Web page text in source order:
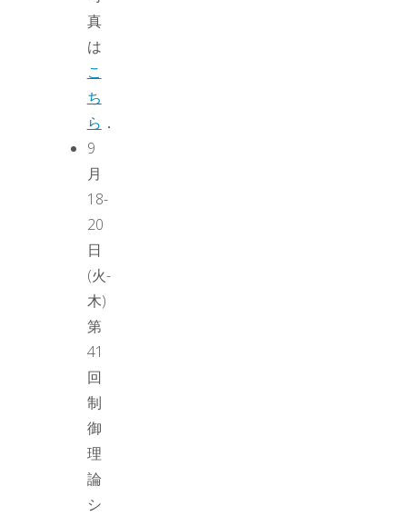
真
は
こ
ち
ら ．
9
月
18-
20
日
(火-
木)
第
41
回
制
御
理
論
シ